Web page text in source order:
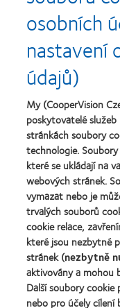
d’Or
za
nejlepší
výrobek
pro
čočky
MyDay™
(2013)
Learn
more
about
Nejlepší
společnosti
pro
vedoucí
pracovníky
roku
2012
a
2010
(2012)
Learn
more
about
Cena
Wealth
of
health
2011
(2011)
Learn
more
about
Cena
100®
za
osobních
nastavení
údajů)
My (CooperVision
poskytovatelé
stránkách soubory
technologie.
které se ukládají na
webových stránek.
vymazat nebo je
trvalých souborů
cookie relace,
které jsou nezbytné
stránek (nezbytně
aktivovány a mohou
Další soubory
nebo pro účely